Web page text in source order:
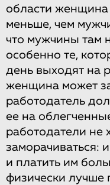
области
меньше, чем
что мужчины там
особенно те,
день выходят на
женщина может
работодатель
ее на
работодатели не
заморачиваться:
и платить им
физически лучше